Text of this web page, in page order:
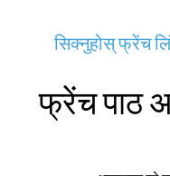
सिक्नुहोस् फ्रेंच
फ्रेंच पाठ